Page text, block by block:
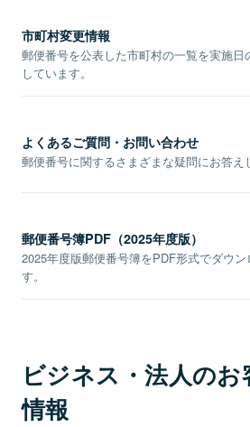
市町村変更情報
郵便番号を公表した市町村の一覧を実施日
しています。
よくあるご質問・お問い合わせ
郵便番号に関するさまざまな疑問にお答え
郵便番号簿PDF（2025年度版）
2025年度版郵便番号簿をPDF形式でダウン
す。
ビジネス・法人の
情報